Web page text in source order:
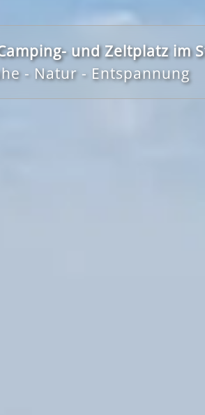
und Zeltplatz im
- Natur - Entspannung